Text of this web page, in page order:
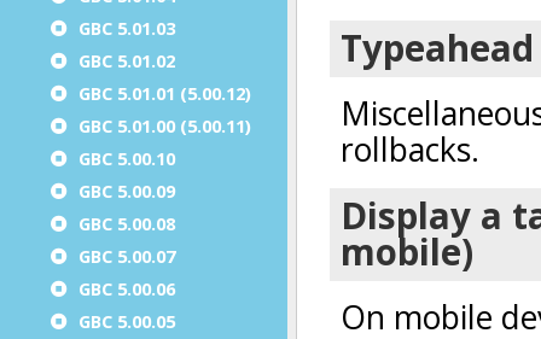
GBC 5.01.03
GBC 5.01.02
GBC 5.01.01 (5.00.12)
GBC 5.01.00 (5.00.11)
GBC 5.00.10
GBC 5.00.09
GBC 5.00.08
GBC 5.00.07
GBC 5.00.06
GBC 5.00.05